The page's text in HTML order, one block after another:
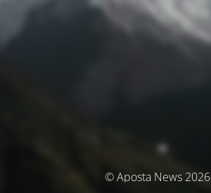
© Aposta News 2026